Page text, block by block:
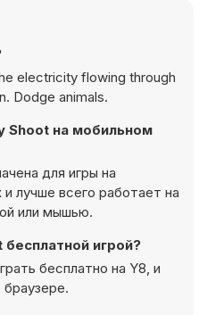
electricity flowing through
Dodge animals.
Shoot на мобильном
для игры на
лучше всего работает на
или мышью.
игрой?
бесплатно на Y8, и
браузере.